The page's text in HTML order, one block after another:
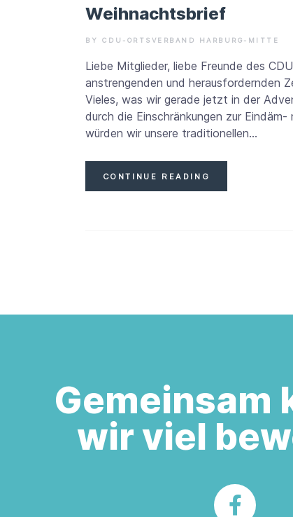
Weihnachtsbrief
BY CDU-ORTSVERBAND HARBURG-MITTE
Liebe Mitglieder, liebe Freunde des
anstrengenden und herausfordernden
Vieles, was wir gerade jetzt in der
durch die Einschränkungen zur
würden wir unsere traditionellen…
CONTINUE READING
Gemeinsam
wir viel